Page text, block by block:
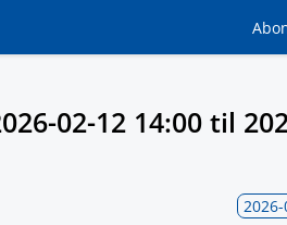
02-12 14:00 til